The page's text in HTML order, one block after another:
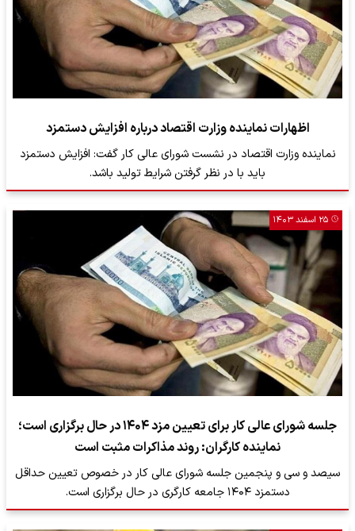
اظهارات نماینده وزارت اقتصاد درباره افزایش دستمزد
نماینده وزارت اقتصاد در نشست شورای عالی کار گفت: افزایش دستمزد
باید با در نظر گرفتن شرایط تولید باشد.
۲۵ اسفند ۱۴۰۳
جلسه شورای عالی کار برای تعیین مزد ۱۴۰۴ در حال برگزاری است؛
نماینده کارگران: روند مذاکرات مثبت است
سیصد و سی و پنجمین جلسه شورای عالی کار در خصوص تعیین حداقل
دستمزد ۱۴۰۴ جامعه کارگری در حال برگزاری است.